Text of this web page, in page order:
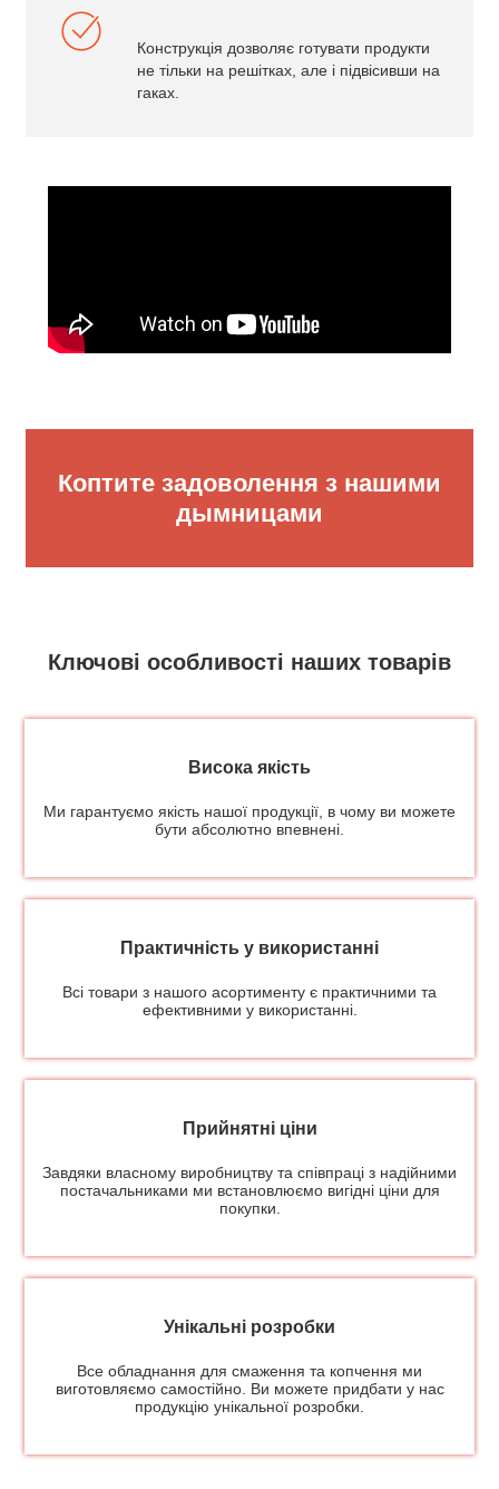
Конструкція дозволяє готувати продукти
не тільки на решітках, але і підвісивши на
гаках.
Коптите задоволення з нашими
дымницами
Ключові особливості наших товарів
Висока якість
Ми гарантуємо якість нашої продукції, в чому ви можете
бути абсолютно впевнені.
Практичність у використанні
Всі товари з нашого асортименту є практичними та
ефективними у використанні.
Прийнятні ціни
Завдяки власному виробництву та співпраці з надійними
постачальниками ми встановлюємо вигідні ціни для
покупки.
Унікальні розробки
Все обладнання для смаження та копчення ми
виготовляємо самостійно. Ви можете придбати у нас
продукцію унікальної розробки.